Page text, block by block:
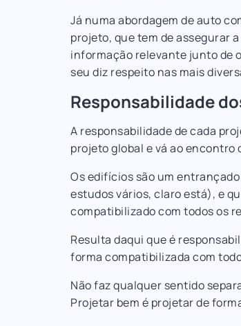
Já numa abordagem de auto
projeto, que tem de assegurar
informação relevante junto de
seu diz respeito nas mais
Responsabilidade
A responsabilidade de cada
projeto global e vá ao
Os edifícios são um
estudos vários, claro está), e
compatibilizado com todos os
Resulta daqui que é
forma compatibilizada com
Não faz qualquer sentido
Projetar bem é projetar de